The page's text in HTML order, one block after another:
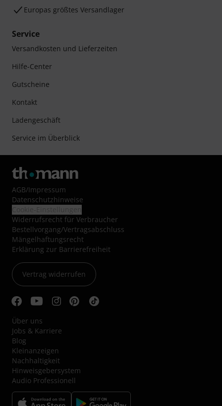
Europas größtes Versandlager
Service
Versandkosten und Lieferzeiten
Hilfe-Center
Gutscheine
Kontakt
Ladengeschäft
Service im Überblick
AGB/Impressum
Datenschutzhinweise
Widerrufsrecht für Verbraucher
Bestellvorgang/Vertragsabschluss
Mängelhaftungsrecht
Erklärung zur Barrierefreiheit
Vertrag widerrufen
Über uns
Jobs & Karriere
Blog
Kleinanzeigen
Nachhaltigkeit
Hinweisgebersystem
Audio Professionell